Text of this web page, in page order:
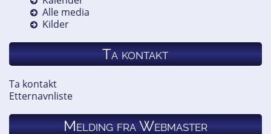
Alle media
Kilder
Ta kontakt
Ta kontakt
Etternavnliste
Melding fra Webmaster